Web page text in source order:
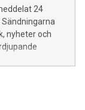
24
nyheter och